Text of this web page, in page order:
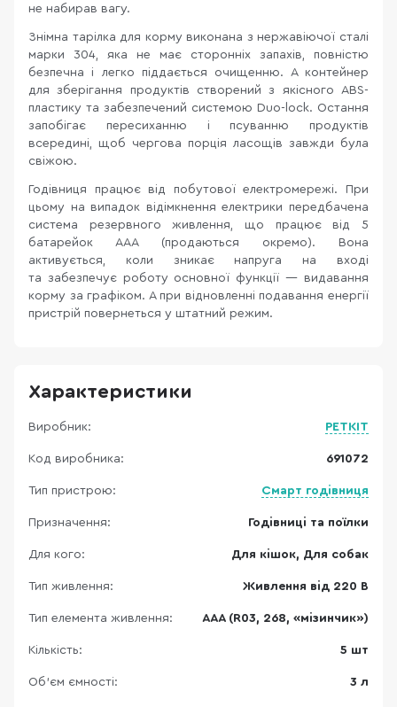
не набирав вагу.
Знімна тарілка для корму виконана з нержавіючої сталі
марки 304, яка не має сторонніх запахів, повністю
безпечна і легко піддається очищенню. А контейнер
для зберігання продуктів створений з якісного ABS-
пластику та забезпечений системою Duo-lock. Остання
запобігає пересиханню і псуванню продуктів
всередині, щоб чергова порція ласощів завжди була
свіжою.
Годівниця працює від побутової електромережі. При
цьому на випадок відімкнення електрики передбачена
система резервного живлення, що працює від 5
батарейок ААА (продаються окремо). Вона
активується, коли зникає напруга на вході
та забезпечує роботу основної функції — видавання
корму за графіком. А при відновленні подавання енергії
пристрій повернеться у штатний режим.
Характеристики
Виробник: PETKIT
Код виробника: 691072
Тип пристрою: Смарт годівниця
Призначення: Годівниці та поїлки
Для кого: Для кішок, Для собак
Тип живлення: Живлення від 220 В
Тип елемента живлення: AAA (R03, 268, «мізинчик»)
Кількість: 5 шт
Об'єм ємності: 3 л